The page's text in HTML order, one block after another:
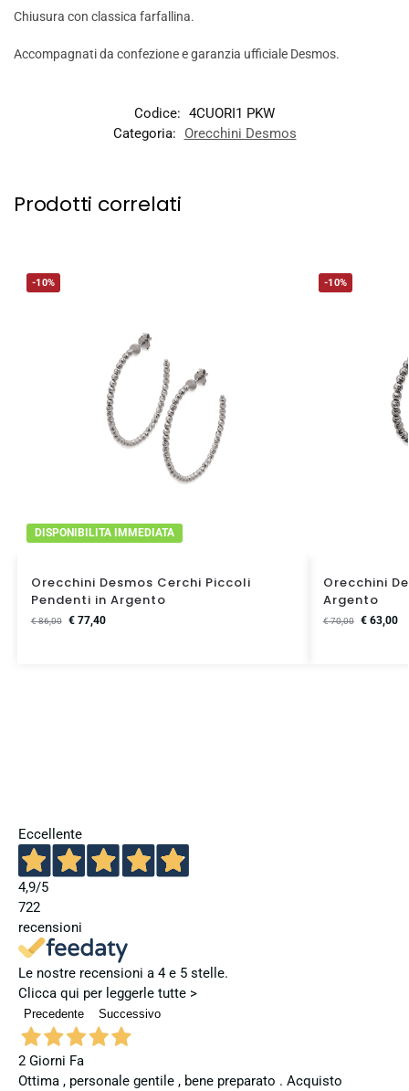
Chiusura con classica farfallina.
Accompagnati da confezione e garanzia ufficiale Desmos.
Codice: 4CUORI1 PKW
Categoria:
Orecchini Desmos
Prodotti correlati
-10%
DISPONIBILITA IMMEDIATA
Orecchini Desmos Cerchi Piccoli
Pendenti in Argento
€86,00 €77,40
-10%
Orecchini
Argento
€70,00 €63,00
Eccellente
4,9/5
722
recensioni
Le nostre recensioni a 4 e 5 stelle.
Clicca qui per leggerle tutte >
Precedente Successivo
2 Giorni Fa
Ottima , personale gentile , bene preparato . Acquisto